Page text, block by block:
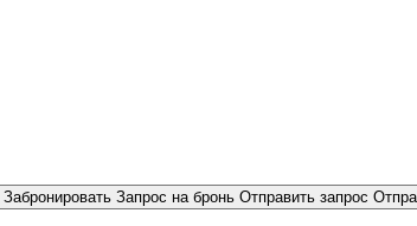
Забронировать Запрос на бронь Отправить запрос